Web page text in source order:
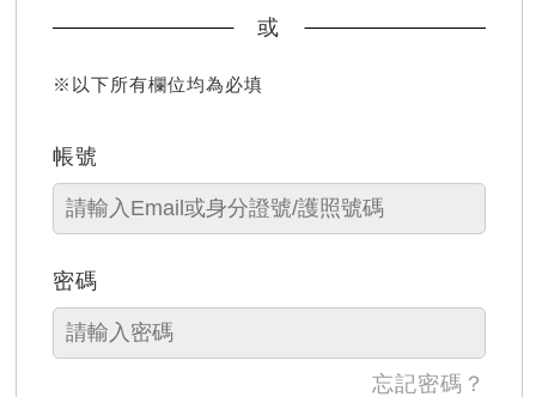
或
※以下所有欄位均為必填
帳號
密碼
忘記密碼？